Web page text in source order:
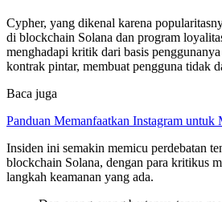
Cypher, yang dikenal karena
di blockchain Solana dan program
menghadapi kritik dari basis
kontrak pintar, membuat pengguna tidak
Baca juga
Panduan Memanfaatkan Instagram untuk
Insiden ini semakin memicu perdebatan
blockchain Solana, dengan para kritikus
langkah keamanan yang ada.